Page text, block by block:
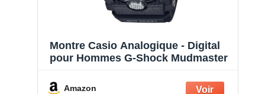
Montre Casio Analogique - Digital
pour Hommes G-Shock Mudmaster
Amazon